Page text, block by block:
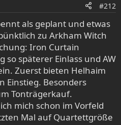
#212
als geplant und etwas
zu Arkham Witch
Iron Curtain
so späterer Einlass und AW
Zuerst bieten Helhaim
Einstieg. Besonders
Tonträgerkauf.
mich schon im Vorfeld
Mal auf Quartettgröße